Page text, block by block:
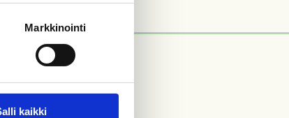
Markkinointi
kaikki